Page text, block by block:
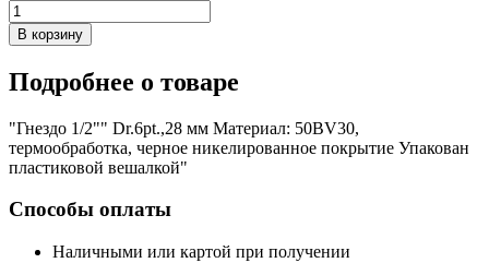
В корзину
Подробнее о товаре
"Гнездо 1/2"" Dr.6pt.,28 мм Материал: 50BV30,
термообработка, черное никелированное покрытие Упакован
пластиковой вешалкой"
Способы оплаты
Наличными или картой при получении